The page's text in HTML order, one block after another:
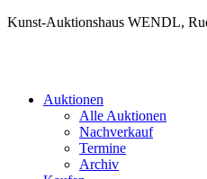
Kunst-Auktionshaus WENDL,
Auktionen
Alle Auktionen
Nachverkauf
Termine
Archiv